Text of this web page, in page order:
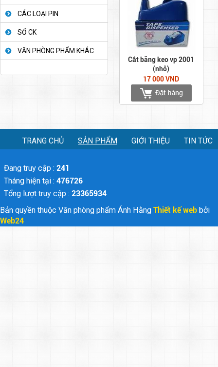
CÁC LOẠI PIN
SỔ CK
VĂN PHÒNG PHẨM KHÁC
Cắt băng keo vp 2001
(nhỏ)
17 000 VND
TRANG CHỦ SẢN PHẨM GIỚI THIỆU TIN TỨC
Đang truy cập : 241
Tháng hiện tại : 476726
Tổng lượt truy cập : 23365934
Bản quyền thuộc Văn phòng phẩm Ánh Hằng Thiết kế web bởi
Web24